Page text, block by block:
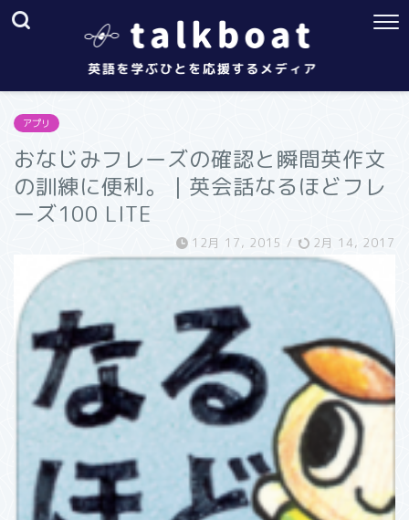
アプリ
おなじみフレーズの確認と瞬間英作文
の訓練に便利。｜英会話なるほどフレ
ーズ100 LITE
12月 17, 2015 / 2月 14, 2017